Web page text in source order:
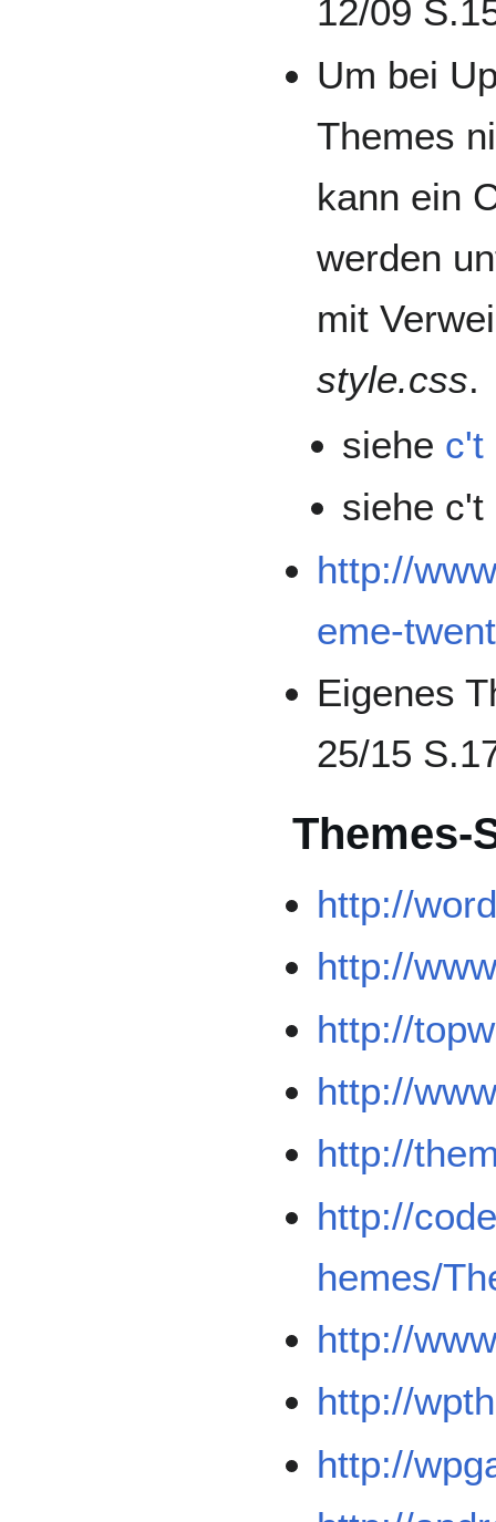
12/09
Um bei
Themes
kann ein
werden
mit
style.css.
siehe c't
siehe c't
http://
eme-
Eigenes
25/15
Themes-
http://
http://
http://
http://
http://
http://
hemes/
http://
http://
http://